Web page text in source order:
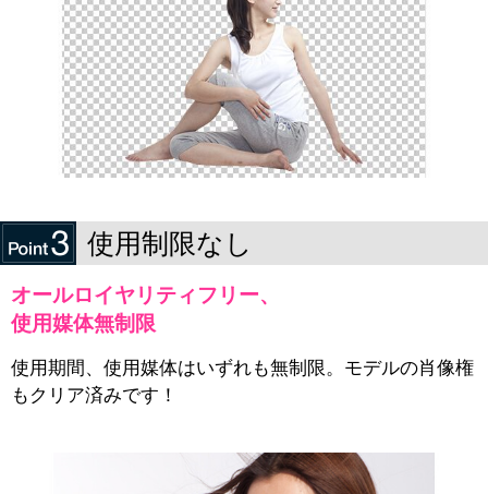
使用制限なし
オールロイヤリティフリー、
使用媒体無制限
使用期間、使用媒体はいずれも無制限。モデルの肖像権
もクリア済みです！